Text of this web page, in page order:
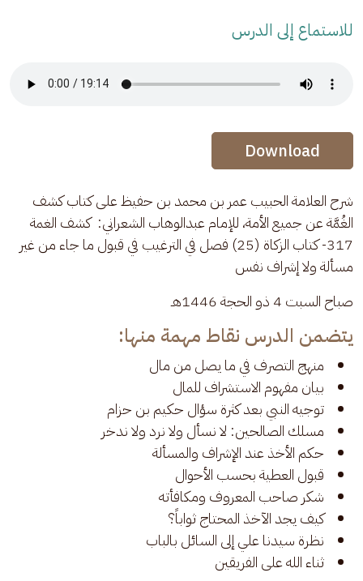
للاستماع إلى الدرس
Audio Stream
Audio Stream
Download
شرح العلامة الحبيب عمر بن محمد بن حفيظ على كتاب كشف
الغُمَّة عن جميع الأمة، للإمام عبدالوهاب الشعراني:  كشف الغمة
317- كتاب الزكاة (25) فصل في الترغيب في قبول ما جاء من غير
مسألة ولا إشراف نفس
صباح السبت 4 ذو الحجة 1446هـ
يتضمن الدرس نقاط مهمة منها:
منهج التصرف في ما يصل من مال
بيان مفهوم الاستشراف للمال
توجيه النبي بعد كثرة سؤال حكيم بن حزام
مسلك الصالحين: لا نسأل ولا نرد ولا ندخر
حكم الأخذ عند الإشراف والمسألة
قبول العطية بحسب الأحوال
شكر صاحب المعروف ومكافأته
كيف يجد الآخذ المحتاج ثواباً؟
نظرة سيدنا علي إلى السائل بالباب
ثناء الله على الفريقين